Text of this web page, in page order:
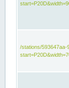
/stations/593647aa-